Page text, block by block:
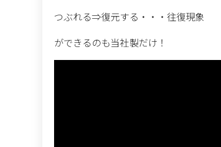
つぶれる⇒復元する・・・往復現象
ができるのも当社製だけ！